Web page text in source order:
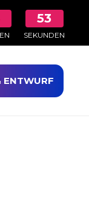
52
SEKUNDEN
ENTWURF